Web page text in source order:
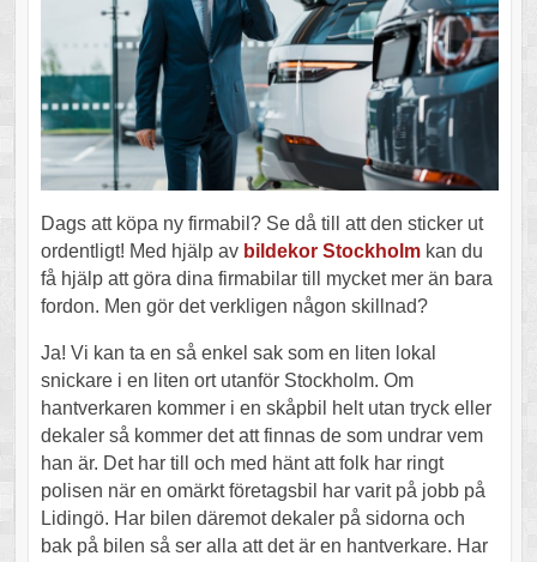
Dags att köpa ny firmabil? Se då till att den sticker ut
ordentligt! Med hjälp av bildekor Stockholmkan du
få hjälp att göra dina firmabilar till mycket mer än bara
fordon. Men gör det verkligen någon skillnad?
Ja! Vi kan ta en så enkel sak som en liten lokal
snickare i en liten ort utanför Stockholm. Om
hantverkaren kommer i en skåpbil helt utan tryck eller
dekaler så kommer det att finnas de som undrar vem
han är. Det har till och med hänt att folk har ringt
polisen när en omärkt företagsbil har varit på jobb på
Lidingö. Har bilen däremot dekaler på sidorna och
bak på bilen så ser alla att det är en hantverkare. Har